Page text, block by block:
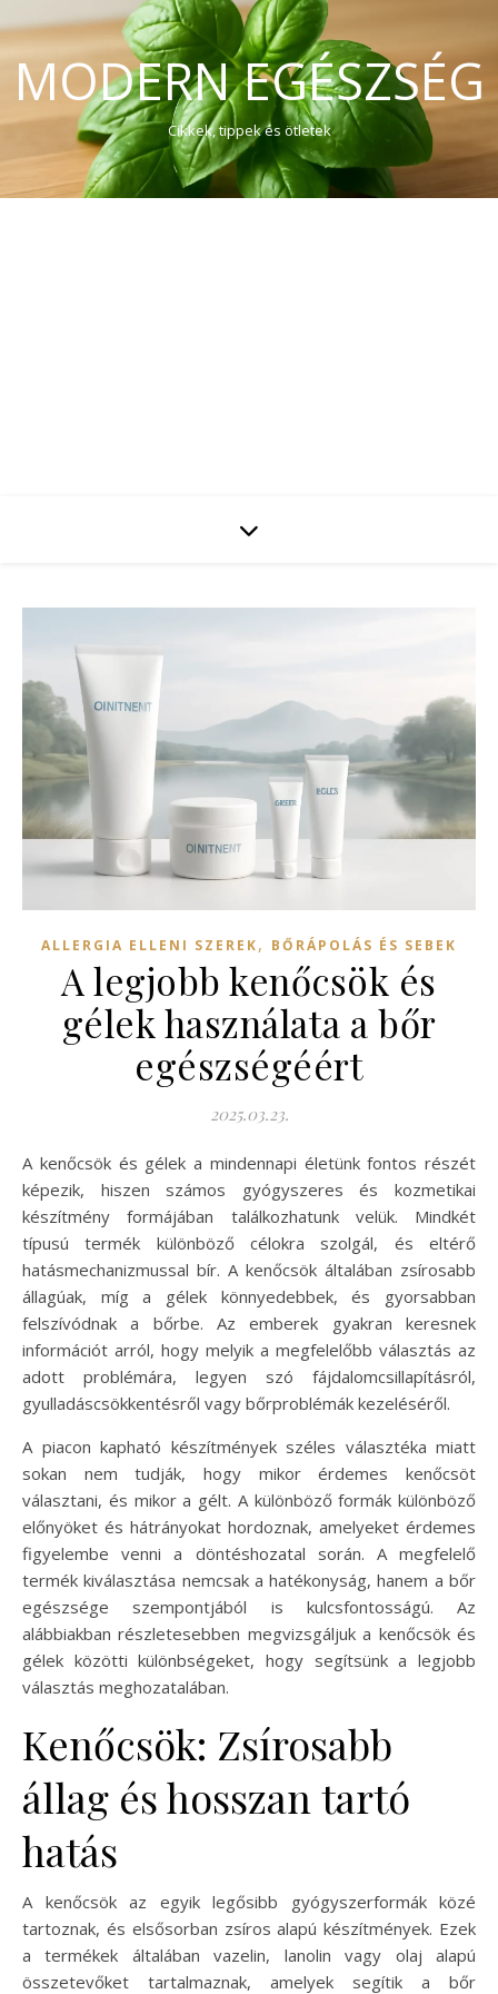
MODERN EGÉSZSÉG
Cikkek, tippek és ötletek
ALLERGIA ELLENI SZEREK, BŐRÁPOLÁS ÉS SEBEK
A legjobb kenőcsök és
gélek használata a bőr
egészségéért
2025.03.23.
A kenőcsök és gélek a mindennapi életünk fontos részét
képezik, hiszen számos gyógyszeres és kozmetikai
készítmény formájában találkozhatunk velük. Mindkét
típusú termék különböző célokra szolgál, és eltérő
hatásmechanizmussal bír. A kenőcsök általában zsírosabb
állagúak, míg a gélek könnyedebbek, és gyorsabban
felszívódnak a bőrbe. Az emberek gyakran keresnek
információt arról, hogy melyik a megfelelőbb választás az
adott problémára, legyen szó fájdalomcsillapításról,
gyulladáscsökkentésről vagy bőrproblémák kezeléséről.
A piacon kapható készítmények széles választéka miatt
sokan nem tudják, hogy mikor érdemes kenőcsöt
választani, és mikor a gélt. A különböző formák különböző
előnyöket és hátrányokat hordoznak, amelyeket érdemes
figyelembe venni a döntéshozatal során. A megfelelő
termék kiválasztása nemcsak a hatékonyság, hanem a bőr
egészsége szempontjából is kulcsfontosságú. Az
alábbiakban részletesebben megvizsgáljuk a kenőcsök és
gélek közötti különbségeket, hogy segítsünk a legjobb
választás meghozatalában.
Kenőcsök: Zsírosabb
állag és hosszan tartó
hatás
A kenőcsök az egyik legősibb gyógyszerformák közé
tartoznak, és elsősorban zsíros alapú készítmények. Ezek
a termékek általában vazelin, lanolin vagy olaj alapú
összetevőket tartalmaznak, amelyek segítik a bőr